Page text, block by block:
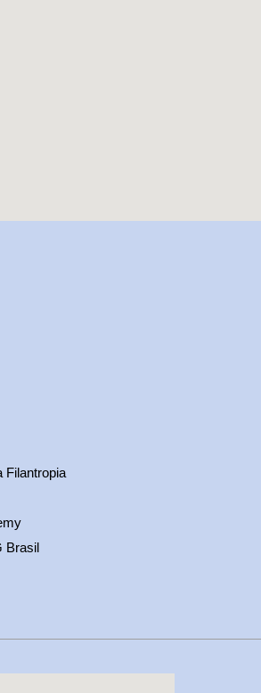
Filantropia
Brasil